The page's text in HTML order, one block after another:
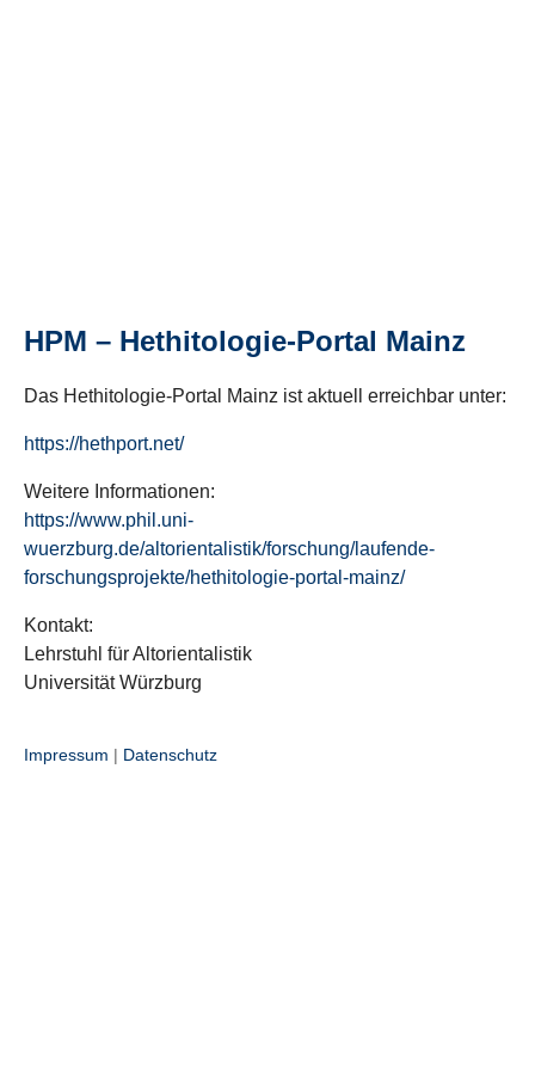
HPM – Hethitologie-Portal Mainz
Das Hethitologie-Portal Mainz ist aktuell erreichbar unter:
https://hethport.net/
Weitere Informationen:
https://www.phil.uni-
wuerzburg.de/altorientalistik/forschung/laufende-
forschungsprojekte/hethitologie-portal-mainz/
Kontakt:
Lehrstuhl für Altorientalistik
Universität Würzburg
Impressum | Datenschutz